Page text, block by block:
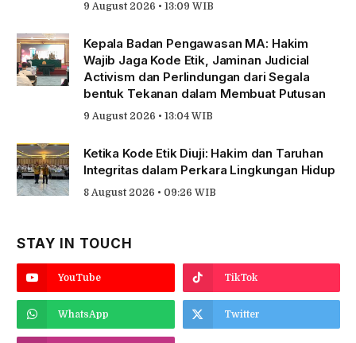
9 August 2026 • 13:09 WIB
Kepala Badan Pengawasan MA: Hakim
Wajib Jaga Kode Etik, Jaminan Judicial
Activism dan Perlindungan dari Segala
bentuk Tekanan dalam Membuat Putusan
9 August 2026 • 13:04 WIB
Ketika Kode Etik Diuji: Hakim dan Taruhan
Integritas dalam Perkara Lingkungan Hidup
8 August 2026 • 09:26 WIB
STAY IN TOUCH
YouTube TikTok
WhatsApp Twitter